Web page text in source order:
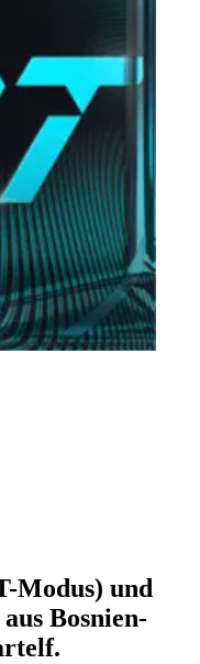
Modus) und
Bosnien-